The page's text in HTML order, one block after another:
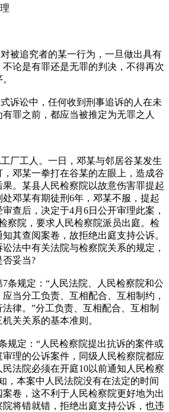
被追究者的某一行为，一旦做出具有
论是有罪还是无罪的判决，不得再次
诉讼中，任何收到刑事追诉的人在未
罪之前，都应当被推定为无罪之人
厂工人。一日，邓某与邻居谷某发生
邓某一拳打在谷某的左眼上，造成谷
。某县人民检察院以故意伤害罪提起
邓某有期徒刑6年，邓某不服，提起
审查后，决定于4月6日公开审理此案，
察院，要求人民检察院派员出庭。检
其查阅案卷，故拒绝出庭支持公诉。
法中有关法院与检察院关系的规定，
妥当?
条规定：“人民法院、人民检察院和公
当分工负责、互相配合、互相制约，
律。”分工负责、互相配合、互相制
关关系的基本准则。
规定：“人民检察院提出抗诉的案件或
理的公诉案件，同级人民检察院都应
法院必须在开庭10以前通知人民检察
，本案中人民法院没有在法定的时间
卷，这不利于人民检察院更好地为出
将错就错，拒绝出庭支持公诉，也违